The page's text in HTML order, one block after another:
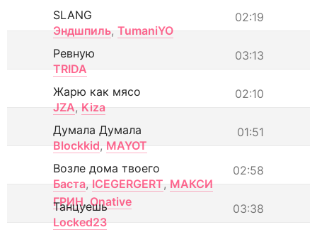
02:19
SLANG
Эндшпиль, TumaniYO
03:13
Ревную
TRIDA
02:10
Жарю как мясо
JZA, Kiza
01:51
Думала Думала
Blockkid, MAYOT
02:58
Возле дома твоего
Баста, ICEGERGERT, МАКСИ
ГРИН, Onative 03:38
Танцуешь
Locked23